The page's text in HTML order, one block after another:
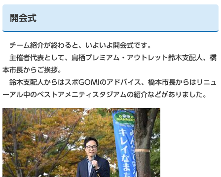
開会式
チーム紹介が終わると、いよいよ開会式です。
主催者代表として、鳥栖プレミアム・アウトレット鈴木支配人、橋
本市長からご挨拶。
鈴木支配人からはスポGOMIのアドバイス、橋本市長からはリニュ
ーアル中のベストアメニティスタジアムの紹介などがありました。